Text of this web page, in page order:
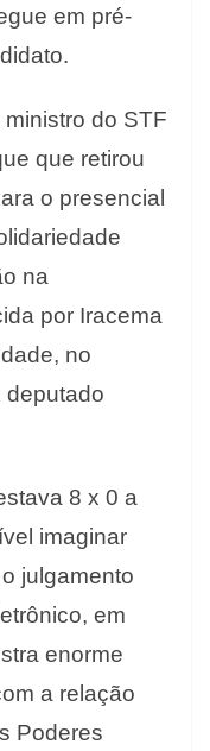
em pré-
do STF
que retirou
o presencial
na
por Iracema
no
deputado
8 x 0 a
imaginar
julgamento
em
enorme
a relação
Poderes